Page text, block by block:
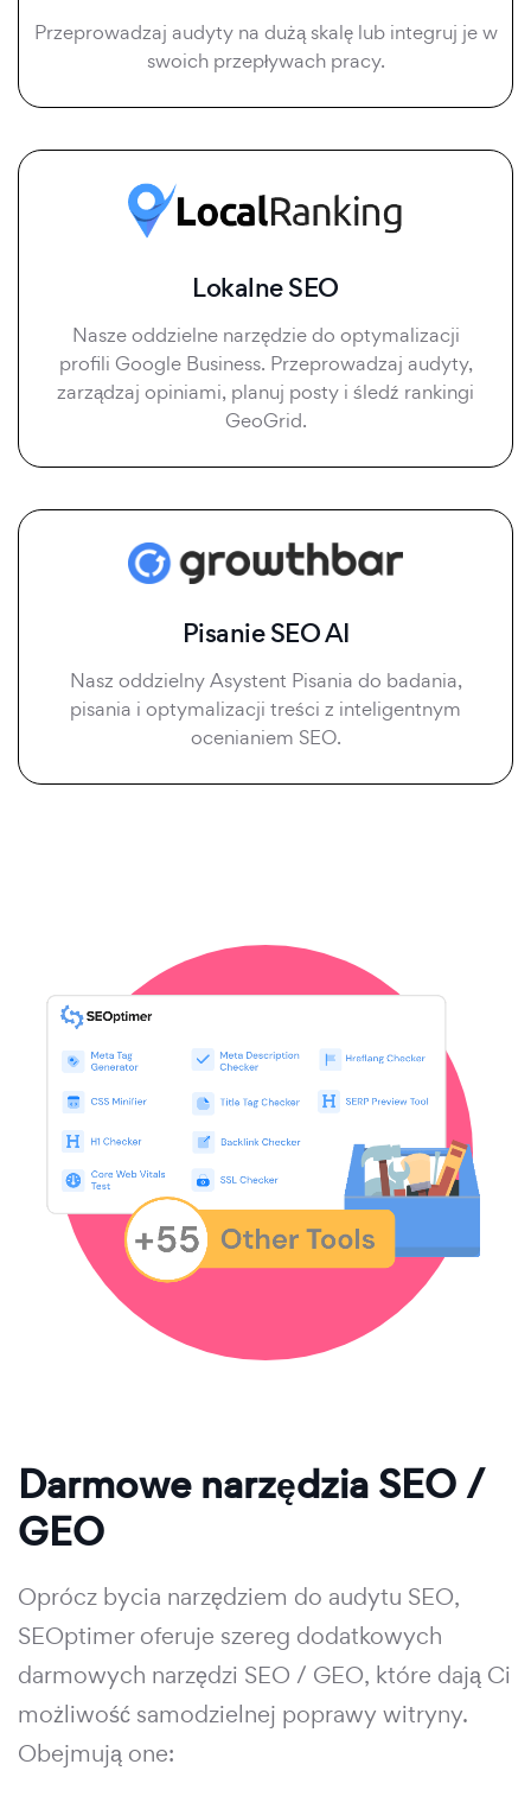
Przeprowadzaj audyty na dużą skalę lub integruj je w
swoich przepływach pracy.
Lokalne SEO
Nasze oddzielne narzędzie do optymalizacji
profili Google Business. Przeprowadzaj audyty,
zarządzaj opiniami, planuj posty i śledź rankingi
GeoGrid.
Pisanie SEO AI
Nasz oddzielny Asystent Pisania do badania,
pisania i optymalizacji treści z inteligentnym
ocenianiem SEO.
Darmowe narzędzia SEO /
GEO
Oprócz bycia narzędziem do audytu SEO,
SEOptimer oferuje szereg dodatkowych
darmowych narzędzi SEO / GEO, które dają Ci
możliwość samodzielnej poprawy witryny.
Obejmują one: